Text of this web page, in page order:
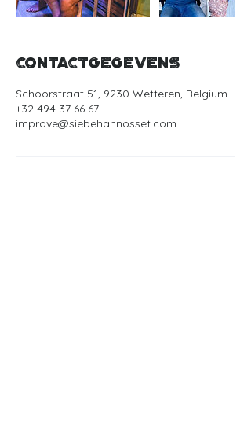
Contactgegevens
Schoorstraat 51, 9230 Wetteren, Belgium
+32 494 37 66 67
improve@siebehannosset.com